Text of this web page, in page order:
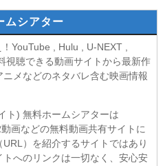
せん 第6話
けと言ってから10年がたったら伝
領主様 第6話
った件 第4期 第17話
2026年8月7日
5話
ムシアター
YouTube , Hulu , U-NEXT ,
視聴できる動画サイトから最新作
メなどのネタバレ含む映画情報
ト) 無料ホームシアターは
画などの無料動画共有サイトに
）を紹介するサイトではあり
へのリンクは一切なく、安心安